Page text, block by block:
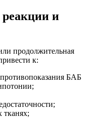
и
продолжительная
к:
тканях;